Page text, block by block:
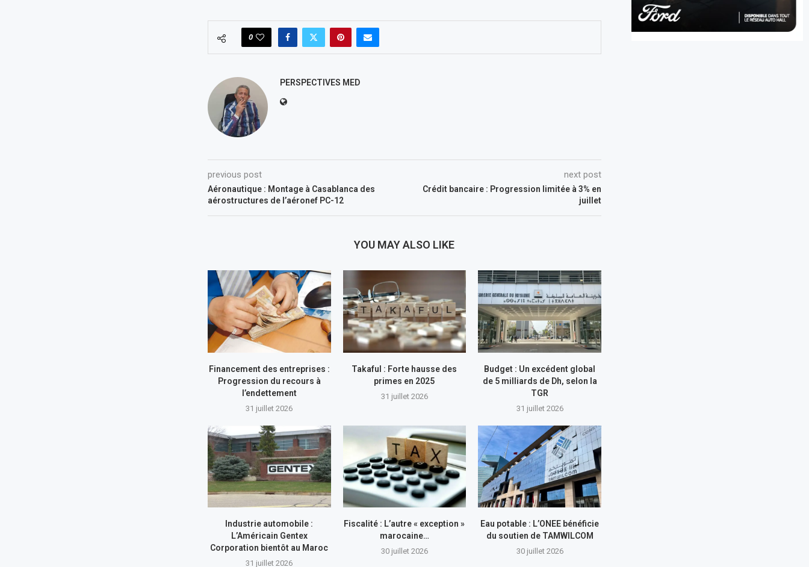
0
PERSPECTIVES MED
previous post
Aéronautique : Montage à Casablanca des
aérostructures de l’aéronef PC-12
next post
Crédit bancaire : Progression limitée à 3% en
juillet
YOU MAY ALSO LIKE
Financement des entreprises :
Progression du recours à
l’endettement
31 juillet 2026
Takaful : Forte hausse des
primes en 2025
31 juillet 2026
Budget : Un excédent global
de 5 milliards de Dh, selon la
TGR
31 juillet 2026
Industrie automobile :
L’Américain Gentex
Corporation bientôt au Maroc
31 juillet 2026
Fiscalité : L’autre « exception »
marocaine…
30 juillet 2026
Eau potable : L’ONEE bénéficie
du soutien de TAMWILCOM
30 juillet 2026